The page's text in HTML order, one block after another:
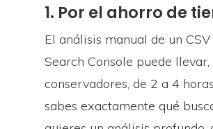
1. Por el ahorro de
El análisis manual de un CSV
Search Console puede llevar,
conservadores, de 2 a 4
sabes exactamente qué